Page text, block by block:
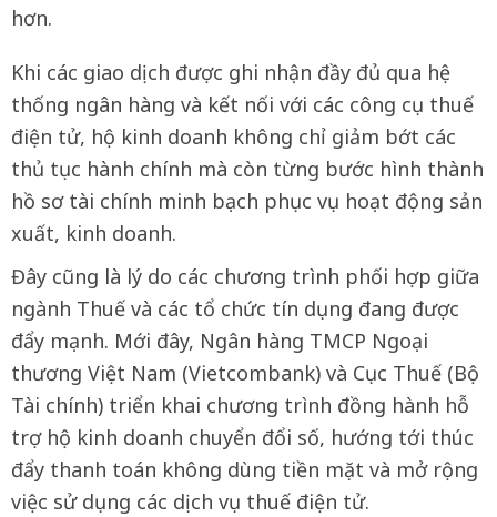
hơn.
Khi các giao dịch được ghi nhận đầy đủ qua hệ
thống ngân hàng và kết nối với các công cụ thuế
điện tử, hộ kinh doanh không chỉ giảm bớt các
thủ tục hành chính mà còn từng bước hình thành
hồ sơ tài chính minh bạch phục vụ hoạt động sản
xuất, kinh doanh.
Đây cũng là lý do các chương trình phối hợp giữa
ngành Thuế và các tổ chức tín dụng đang được
đẩy mạnh. Mới đây, Ngân hàng TMCP Ngoại
thương Việt Nam (Vietcombank) và Cục Thuế (Bộ
Tài chính) triển khai chương trình đồng hành hỗ
trợ hộ kinh doanh chuyển đổi số, hướng tới thúc
đẩy thanh toán không dùng tiền mặt và mở rộng
việc sử dụng các dịch vụ thuế điện tử.